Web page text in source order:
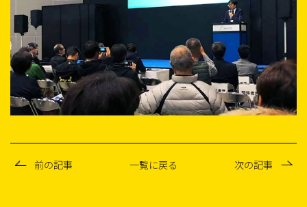
前の記事 一覧に戻る 次の記事